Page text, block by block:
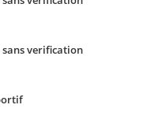
sans verification